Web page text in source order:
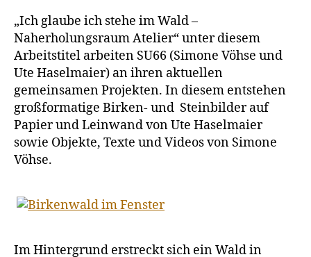
„Ich glaube ich stehe im Wald –
Naherholungsraum Atelier“ unter diesem
Arbeitstitel arbeiten SU66 (Simone Vöhse und
Ute Haselmaier) an ihren aktuellen
gemeinsamen Projekten. In diesem entstehen
großformatige Birken- und Steinbilder auf
Papier und Leinwand von Ute Haselmaier
sowie Objekte, Texte und Videos von Simone
Vöhse.
Im Hintergrund erstreckt sich ein Wald in